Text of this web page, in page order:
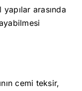
arasında
cemi teksir,